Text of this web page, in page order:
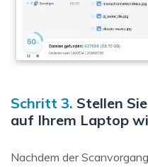
Schritt 3. Stellen
auf Ihrem Laptop
Nachdem der